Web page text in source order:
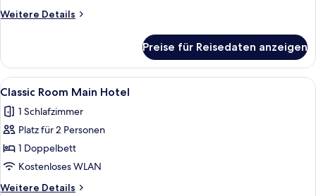
Weitere Details
Weitere
Room
Townhouse
Preise für Reisedaten anzeigen
Alle
Fotos
für
Classic
Room
Main
Hotel
Ein Hotelzimmer mit Bett,
4
Classic Room Main Hotel
1 Schlafzimmer
Platz für 2 Personen
1 Doppelbett
Kostenloses WLAN
Weitere Details
Weitere